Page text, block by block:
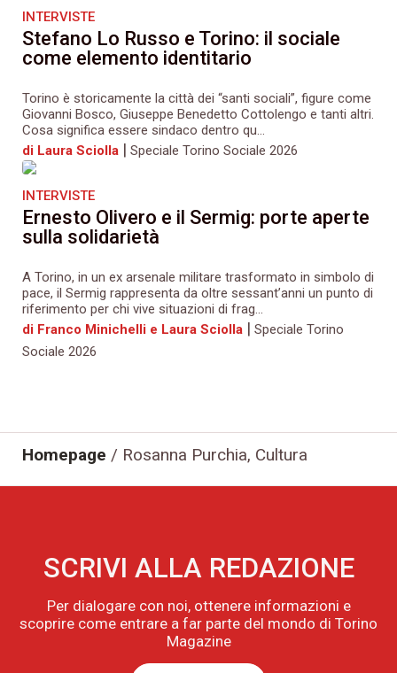
INTERVISTE
Stefano Lo Russo e Torino: il sociale
come elemento identitario
Torino è storicamente la città dei “santi sociali”, figure come
Giovanni Bosco, Giuseppe Benedetto Cottolengo e tanti altri.
Cosa significa essere sindaco dentro qu...
di Laura Sciolla | Speciale Torino Sociale 2026
INTERVISTE
Ernesto Olivero e il Sermig: porte aperte
sulla solidarietà
A Torino, in un ex arsenale militare trasformato in simbolo di
pace, il Sermig rappresenta da oltre sessant’anni un punto di
riferimento per chi vive situazioni di frag...
di Franco Minichelli e Laura Sciolla | Speciale Torino
Sociale 2026
Homepage / Rosanna Purchia, Cultura
SCRIVI ALLA REDAZIONE
Per dialogare con noi, ottenere informazioni e
scoprire come entrare a far parte del mondo di Torino
Magazine